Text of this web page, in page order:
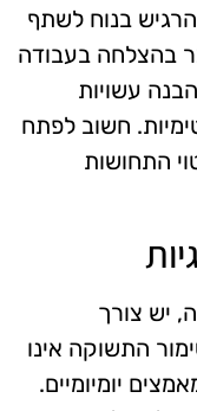
בנוח לשתף
בהצלחה בעבודה
עשויות
חשוב לפתח
התחושות
יש צורך
התשוקה אינו
יומיומיים.